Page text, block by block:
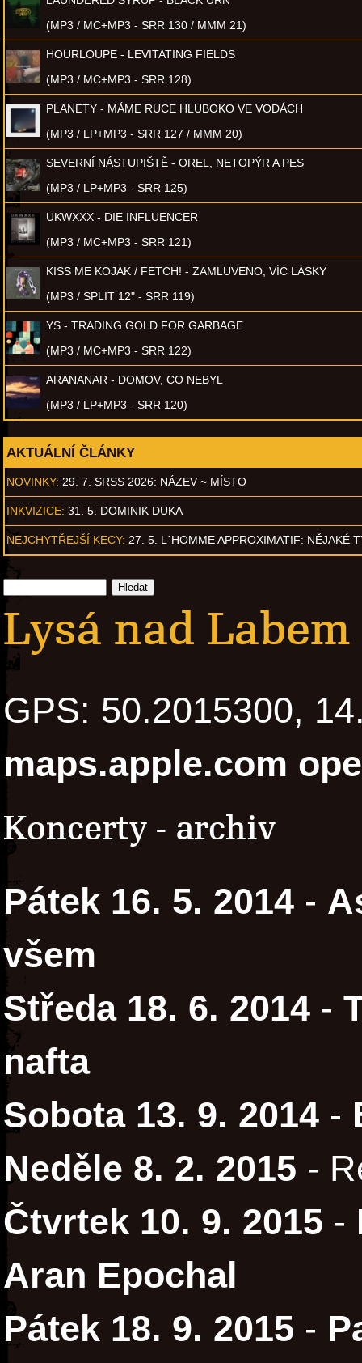
(MP3 / MC+MP3 - SRR 130 / MMM 21)
HOURLOUPE - LEVITATING FIELDS
(MP3 / MC+MP3 - SRR 128)
PLANETY - MÁME RUCE HLUBOKO VE VODÁCH
(MP3 / LP+MP3 - SRR 127 / MMM 20)
SEVERNÍ NÁSTUPIŠTĚ - OREL, NETOPÝR A PES
(MP3 / LP+MP3 - SRR 125)
UKWXXX - DIE INFLUENCER
(MP3 / MC+MP3 - SRR 121)
KISS ME KOJAK / FETCH! - ZAMLUVENO, VÍC LÁSKY
(MP3 / SPLIT 12" - SRR 119)
YS - TRADING GOLD FOR GARBAGE
(MP3 / MC+MP3 - SRR 122)
ARANANAR - DOMOV, CO NEBYL
(MP3 / LP+MP3 - SRR 120)
AKTUÁLNÍ ČLÁNKY
NOVINKY: 29. 7. SRSS 2026: NÁZEV ~ MÍSTO
INKVIZICE: 31. 5. DOMINIK DUKA
NEJCHYTŘEJŠÍ KECY: 27. 5. L´HOMME APPROXIMATIF: NĚJAKÉ
Lysá nad
GPS: 50.2015300,
maps.apple.com
Koncerty - archiv
Pátek 16. 5. 2014 -
všem
Středa 18. 6. 2014 -
nafta
Sobota 13. 9. 2014 -
Neděle 8. 2. 2015 -
Čtvrtek 10. 9. 2015 -
Aran Epochal
Pátek 18. 9. 2015 -